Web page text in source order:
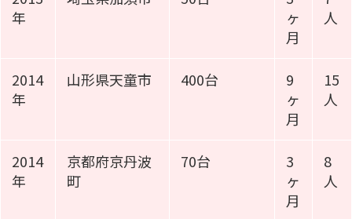
年
ヶ
月
人
2014
年
山形県天童市 400台
9
ヶ
月
15
人
2014
年
京都府京丹波
町
70台
3
ヶ
月
8
人